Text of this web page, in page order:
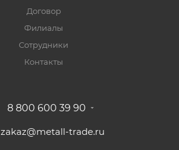
Договор
Филиалы
Сотрудники
Контакты
8 800 600 39 90
zakaz@metall-trade.ru